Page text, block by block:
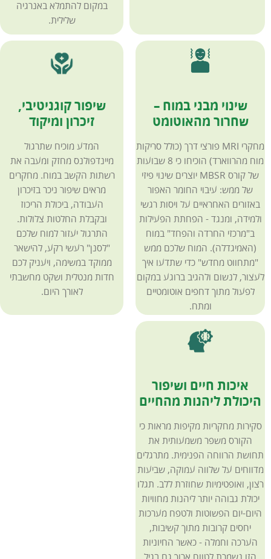
במקום להתמלא באנרגיה
שלילית.
שינוי מבני במוח –
שחרור מהאוטומט
מחקרי MRI פורצי דרך (כולל סריקות
מוח מהרווארד) הוכיחו כי 8 שבועות
של קורס MBSR יוצרים שינוי פיזי
של ממש: עיבוי החומר האפור
באזורים האחראיים על ויסות רגשי
ולמידה, ומנגד - הפחתת הפעילות
ב"מרכזי החרדה והפחד" במוח
(האמיגדלה). המוח שלכם ממש
"מתחווט מחדש" כדי שתדעו איך
לעצור, לנשום ולהגיב ברוגע במקום
לפעול מתוך דחפים אוטומטיים
ומתח.
שיפור קוגניטיבי,
זיכרון ומיקוד
המדע מוכיח שתרגול
מיינדפולנס מחזק ומעבה את
רשתות הקשב במוח. מחקרים
מראים שיפור ניכר בזיכרון
העבודה, ביכולת הריכוז
ובקבלת החלטות צלולות.
התרגול יעזור למוח שלכם
"לסנן" רעשי רקע, להישאר
ממוקד במשימה, ויעניק לכם
חדות מנטלית ושקט מחשבתי
לאורך היום.
איכות חיים ושיפור
היכולת ליהנות מהחיים
סקירות מחקריות מקיפות מראות כי
הקורס משפר משמעותית את
תחושת הרווחה הפנימית. מתרגלים
מדווחים על שלווה עמוקה, שביעות
רצון, ואופטימיות שחוזרת ללב. תגלו
יכולת גבוהה יותר ליהנות מחוויות
היום-יום הפשוטות ולטפח מערכות
יחסים קרובות מתוך קשיבות,
הערכה וחמלה - כאשר החיוניות